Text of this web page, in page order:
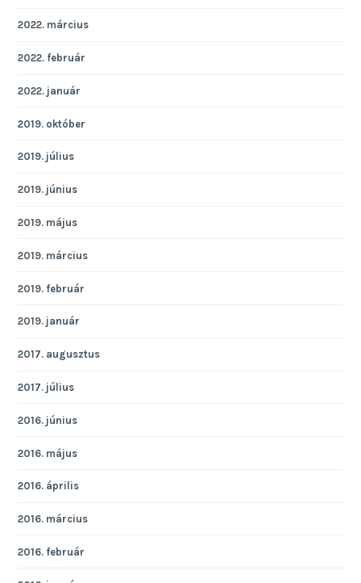
2022. március
2022. február
2022. január
2019. október
2019. július
2019. június
2019. május
2019. március
2019. február
2019. január
2017. augusztus
2017. július
2016. június
2016. május
2016. április
2016. március
2016. február